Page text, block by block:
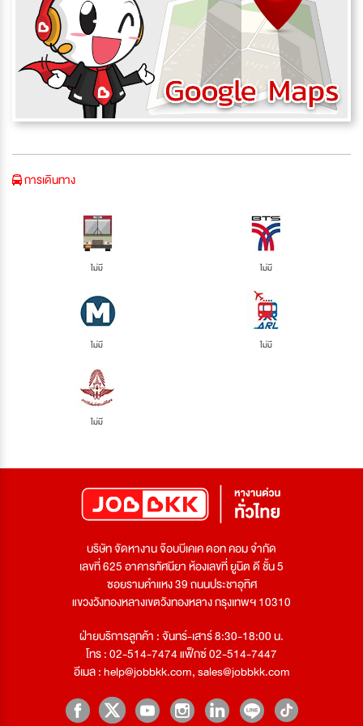
การเดินทาง
ไม่มี ไม่มี
ไม่มี ไม่มี
ไม่มี
บริษัท จัดหางาน จ๊อบบีเคเค ดอท คอม จำกัด
เลขที่ 625 อาคารทัศนียา ห้องเลขที่ ยูนิต ดี ชั้น 5
ซอยรามคำแหง 39 ถนนประชาอุทิศ
แขวงวังทองหลางเขตวังทองหลาง กรุงเทพฯ 10310
ฝ่ายบริการลูกค้า : จันทร์-เสาร์ 8:30-18:00 น.
โทร : 02-514-7474 แฟ็กซ์ 02-514-7447
อีเมล :help@jobbkk.com,sales@jobbkk.com